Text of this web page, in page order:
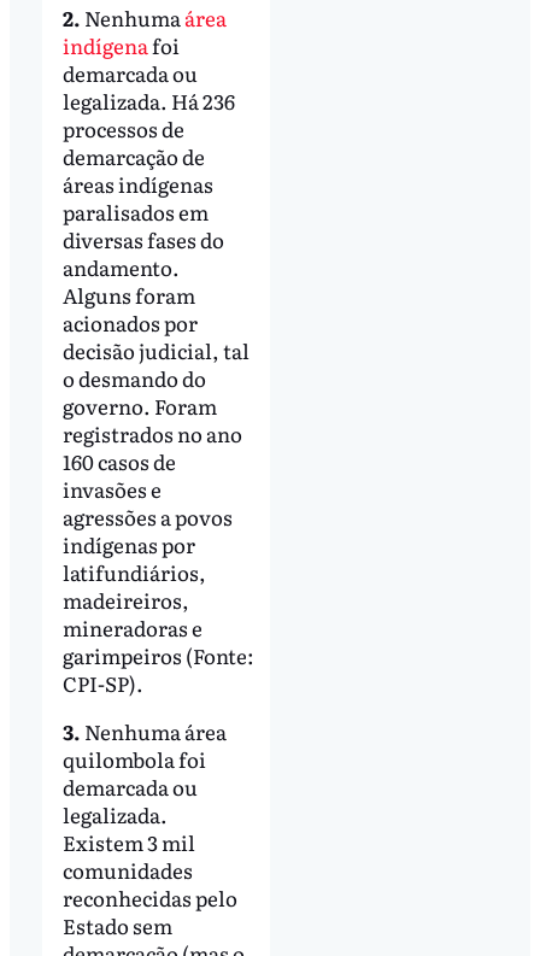
2. Nenhuma área
indígena foi
demarcada ou
legalizada. Há 236
processos de
demarcação de
áreas indígenas
paralisados em
diversas fases do
andamento.
Alguns foram
acionados por
decisão judicial, tal
o desmando do
governo. Foram
registrados no ano
160 casos de
invasões e
agressões a povos
indígenas por
latifundiários,
madeireiros,
mineradoras e
garimpeiros (Fonte:
CPI-SP).
3. Nenhuma área
quilombola foi
demarcada ou
legalizada.
Existem 3 mil
comunidades
reconhecidas pelo
Estado sem